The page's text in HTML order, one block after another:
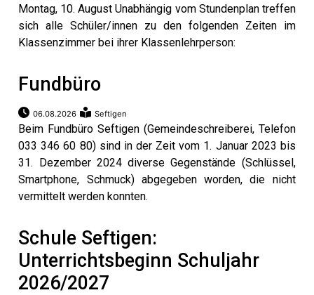
Montag, 10. August Unabhängig vom Stundenplan treffen
sich alle Schüler/innen zu den folgenden Zeiten im
Klassenzimmer bei ihrer Klassenlehrperson:
Fundbüro
06.08.2026 Seftigen
Beim Fundbüro Seftigen (Gemeindeschreiberei, Telefon
033 346 60 80) sind in der Zeit vom 1. Januar 2023 bis
31. Dezember 2024 diverse Gegenstände (Schlüssel,
Smartphone, Schmuck) abgegeben worden, die nicht
vermittelt werden konnten.
Schule Seftigen:
Unterrichtsbeginn Schuljahr
2026/2027